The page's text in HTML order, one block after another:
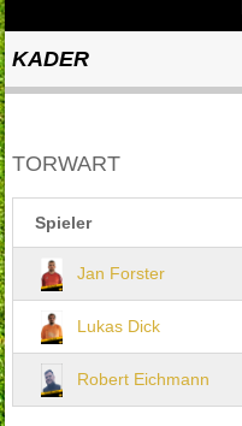
KADER
TORWART
Spieler
Jan Forster
Lukas Dick
Robert Eichmann